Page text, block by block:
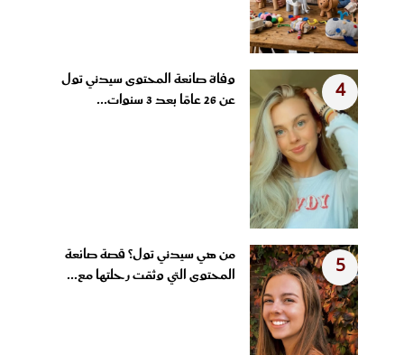
4
وفاة صانعة المحتوى سيدني تول
عن 26 عامًا بعد 3 سنوات...
5
من هي سيدني تول؟ قصة صانعة
المحتوى التي وثقت رحلتها مع...